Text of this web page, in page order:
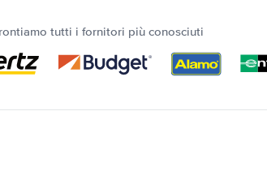
tutti i fornitori più conosciuti